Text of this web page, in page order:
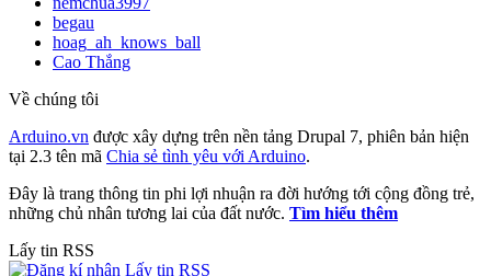
begau
hoag_ah_knows_ball
Cao Thắng
Về chúng tôi
Arduino.vn được xây dựng trên nền tảng Drupal 7, phiên bản hiện
tại 2.3 tên mã Chia sẻ tình yêu với Arduino.
Đây là trang thông tin phi lợi nhuận ra đời hướng tới cộng đồng trẻ,
những chủ nhân tương lai của đất nước. Tìm hiểu thêm
Lấy tin RSS